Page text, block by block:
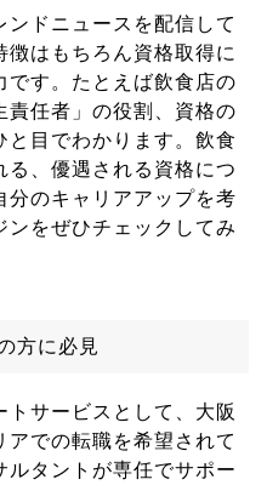
ドニュースを配信して
はもちろん資格取得に
です。たとえば飲食店の
責任者」の役割、資格の
目でわかります。飲食
、優遇される資格につ
分のキャリアアップを考
ンをぜひチェックしてみ
方に必見
サービスとして、大阪
での転職を希望されて
ルタントが専任でサポー